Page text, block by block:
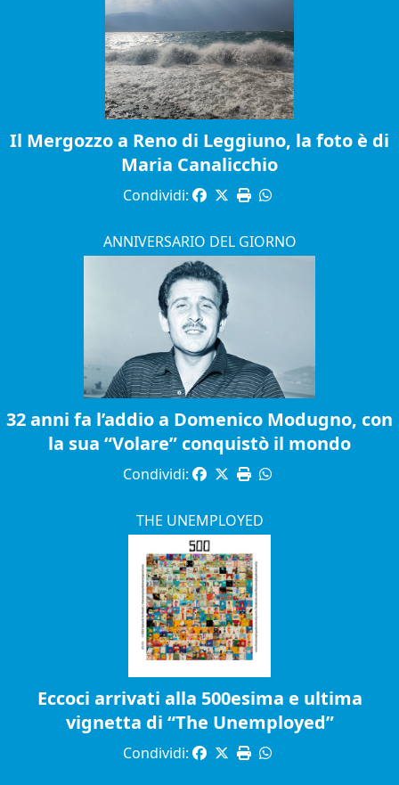
Il Mergozzo a Reno di Leggiuno, la foto è di
Maria Canalicchio
Condividi:
ANNIVERSARIO DEL GIORNO
32 anni fa l’addio a Domenico Modugno, con
la sua “Volare” conquistò il mondo
Condividi:
THE UNEMPLOYED
Eccoci arrivati alla 500esima e ultima
vignetta di “The Unemployed”
Condividi: